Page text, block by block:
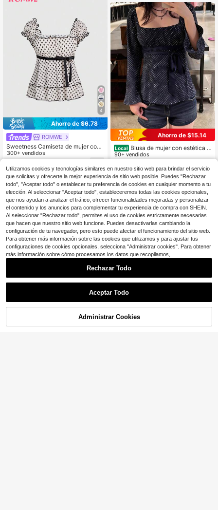
4
Ahorro de $6.78
ROMWE
Sweetness Camiseta de mujer con
estampado de lunares y contraste d
e color, con decoración de cinta, en
estilo retro francés y romántico de v
acaciones
300+ vendidos
11
cés, para capas en otoño/invierno
Ahorro de $15.14
Local Blusa de mujer con estética vi
ntage, cuello cuadrado, espalda de
adas, lunares y lazo en la espalda,
con estilo grunge y Y2K
90+ vendidos
$17.04 -47%
Envío Rápido
¡11% DE DESCUENTO!
Utilizamos cookies y tecnologías similares en nuestro sitio web para brindar el servicio
que solicitas y ofrecerte la mejor experiencia de sitio web posible. Puedes "Rechazar
todo", "Aceptar todo" o establecer tu preferencia de cookies en cualquier momento a tu
elección. Al seleccionar "Aceptar todo", estableceremos todas las cookies opcionales,
que nos ayudan a analizar el tráfico, ofrecer funcionalidades mejoradas y personalizar
el contenido y los anuncios para complementar tu experiencia de compra con SHEIN.
Al seleccionar "Rechazar todo", permites el uso de cookies estrictamente necesarias
que hacen que nuestro sitio web funcione. Puedes desactivarlas cambiando la
configuración de tu navegador, pero esto puede afectar el funcionamiento del sitio web.
Para obtener más información sobre las cookies que utilizamos y para ajustar tus
configuraciones de cookies opcionales, selecciona "Administrar cookies". Para obtener
más información sobre cómo procesamos los datos que recopilamos,
Rechazar Todo
Aceptar Todo
Administrar Cookies